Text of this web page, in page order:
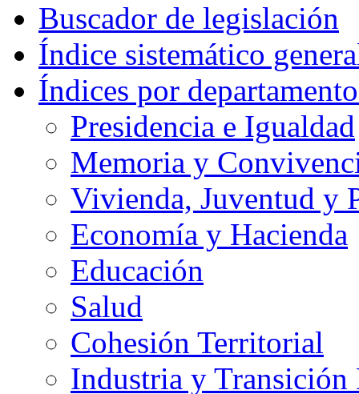
Buscador de legislación
Índice sistemático
Índices por
Presidencia e Igualdad
Memoria y
Vivienda, Juventud y
Economía y Hacienda
Educación
Salud
Cohesión Territorial
Industria y